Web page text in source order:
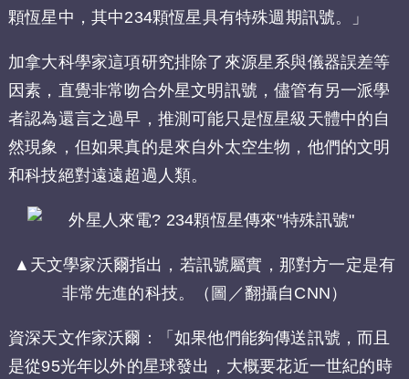
顆恆星中，其中234顆恆星具有特殊週期訊號。」
加拿大科學家這項研究排除了來源星系與儀器誤差等
因素，直覺非常吻合外星文明訊號，儘管有另一派學
者認為還言之過早，推測可能只是恆星級天體中的自
然現象，但如果真的是來自外太空生物，他們的文明
和科技絕對遠遠超過人類。
▲天文學家沃爾指出，若訊號屬實，那對方一定是有
非常先進的科技。（圖／翻攝自CNN）
資深天文作家沃爾：「如果他們能夠傳送訊號，而且
是從95光年以外的星球發出，大概要花近一世紀的時